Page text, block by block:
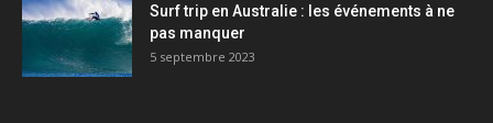
Surf trip en Australie : les événements à ne
pas manquer
5 septembre 2023